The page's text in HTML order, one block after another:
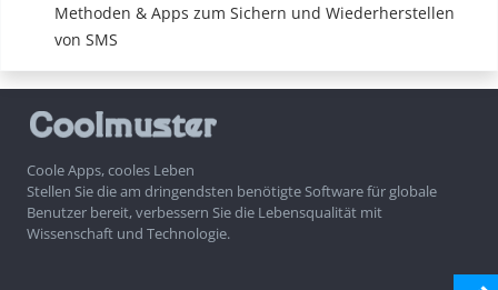
Methoden & Apps zum Sichern und Wiederherstellen
von SMS
Coole Apps, cooles Leben
Stellen Sie die am dringendsten benötigte Software für globale
Benutzer bereit, verbessern Sie die Lebensqualität mit
Wissenschaft und Technologie.